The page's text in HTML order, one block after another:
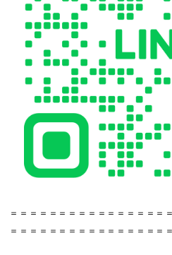
＝＝＝＝＝＝＝＝＝＝＝＝＝＝＝＝
＝＝＝＝＝＝＝＝＝＝＝＝＝＝＝＝